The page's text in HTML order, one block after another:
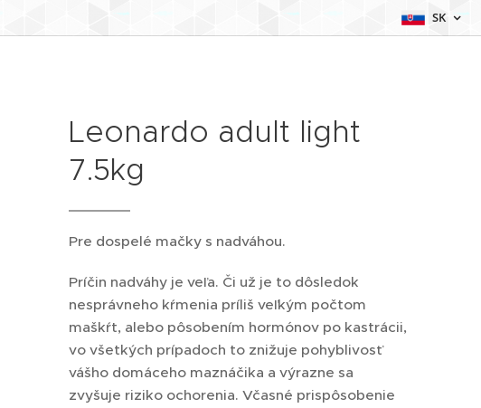
SK
Leonardo adult light
7.5kg
Pre dospelé mačky s nadváhou.
Príčin nadváhy je veľa. Či už je to dôsledok
nesprávneho kŕmenia príliš veľkým počtom
maškŕt, alebo pôsobením hormónov po kastrácii,
vo všetkých prípadoch to znižuje pohyblivosť
vášho domáceho maznáčika a výrazne sa
zvyšuje riziko ochorenia. Včasné prispôsobenie